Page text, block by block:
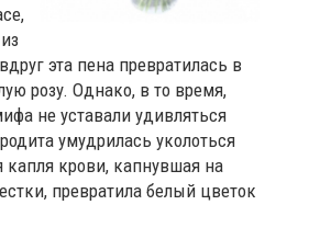
эта пена превратилась в
розу. Однако, в то время,
не уставали удивляться
умудрилась уколоться
крови, капнувшая на
превратила белый цветок